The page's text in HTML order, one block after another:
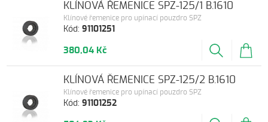
Kód:91101251
Klínové řemenice pro upínací pouzdro SPZ
KLÍNOVÁ ŘEMENICE SPZ-125/1 B.1610
380,04 Kč
Kód:91101252
Klínové řemenice pro upínací pouzdro SPZ
KLÍNOVÁ ŘEMENICE SPZ-125/2 B.1610